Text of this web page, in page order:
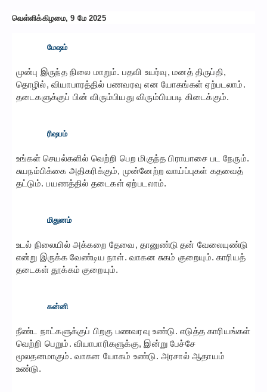
வெள்ளிக்கிழமை, 9 மே 2025
மேஷம்
முன்பு இருந்த நிலை மாறும். பதவி உயர்வு, மனத் திருப்தி,
தொழில், வியாபாரத்தில் பணவரவு என யோகங்கள் ஏற்படலாம்.
தடைகளுக்குப் பின் விரும்பியது விரும்பியபடி கிடைக்கும்.
ரிஷபம்
உங்கள் செயல்களில் வெற்றி பெற மிகுந்த பிராயாசை பட நேரும்.
சுயநம்பிக்கை அதிகரிக்கும், முன்னேற்ற வாய்ப்புகள் கதவைத்
தட்டும். பயணத்தில் தடைகள் ஏற்படலாம்.
மிதுனம்
உடல் நிலையில் அக்கறை தேவை, தானுண்டு தன் வேலையுண்டு
என்று இருக்க வேண்டிய நாள். வாகன சுகம் குறையும். காரியத்
தடைகள் தூக்கம் குறையும்.
கன்னி
நீண்ட நாட்களுக்குப் பிறகு பணவரவு உண்டு. எடுத்த காரியங்கள்
வெற்றி பெறும். வியாபாரிகளுக்கு, இன்று பேச்சே
மூலதனமாகும். வாகன யோகம் உண்டு. அரசால் ஆதாயம்
உண்டு.